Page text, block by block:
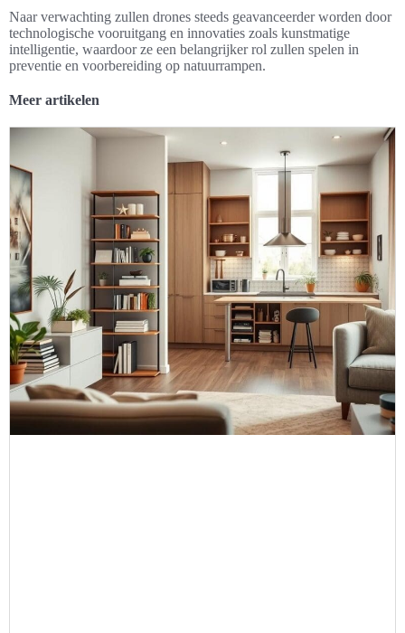
Naar verwachting zullen drones steeds geavanceerder worden door
technologische vooruitgang en innovaties zoals kunstmatige
intelligentie, waardoor ze een belangrijker rol zullen spelen in
preventie en voorbereiding op natuurrampen.
Meer artikelen